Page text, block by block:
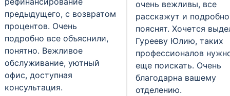
предыдущего, с возвратом
процентов. Очень
подробно все объяснили,
понятно. Вежливое
обслуживание, уютный
офис, доступная
консультация.
очень вежливы, все
расскажут и подробно
пояснят. Хочется
Гурееву Юлию, таких
профессионалов
еще поискать. Очень
благодарна вашему
отделению.